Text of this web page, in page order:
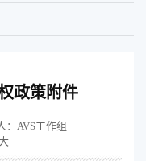
政策附件
：AVS工作组